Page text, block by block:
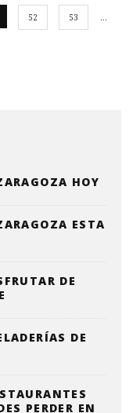
52 53 …
HOY
ESTA
DE
DE
PERDER EN